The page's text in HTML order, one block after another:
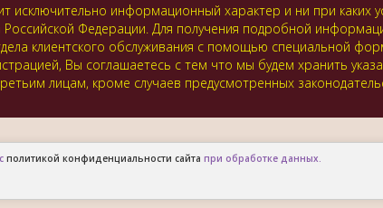
информационный характер и ни при каких
Федерации. Для получения подробной
клиентского обслуживания с помощью специальной
Вы соглашаетесь с тем что мы будем хранить
лицам, кроме случаев предусмотренных
политикой конфиденциальности сайта при обработке данных.